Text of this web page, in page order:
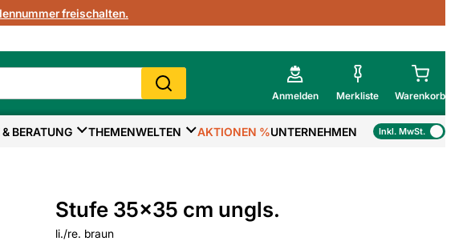
freischalten.
Anmelden Merkliste Warenkorb
Mein Warenkorb
BERATUNG THEMENWELTEN AKTIONEN %UNTERNEHMEN Inkl. MwSt.
Stufe 35x35 cm ungls.
li./re. braun